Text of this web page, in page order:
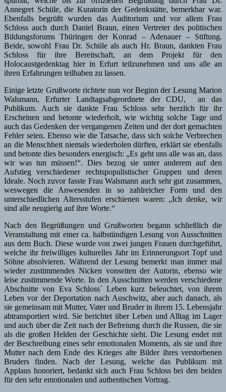
Annegret Schüle, die Kuratorin der Gedenkstätte, bemerkbar war.
Ebenfalls begrüßt wurden das Auditorium und vor allem Frau
Schloss auch durch Daniel Braun, einen Vertreter des politischen
Bildungsforums Thüringen der Konrad – Adenauer – Stiftung.
Beide, sowohl Frau Dr. Schüle als auch Hr. Braun, dankten Frau
Schloss für ihre Bereitschaft, an dem Projekt für den
Holocaustgedenktag hier in Erfurt teilzunehmen und uns alle an
ihren Erfahrungen teilhaben zu lassen.
Einige letzte Grußworte richtete nun vor Beginn der Lesung Marion
Walsmann, Erfurter Landtagsabgeordnete der CDU, an das
Publikum. Auch sie dankte Frau Schloss sehr herzlich für ihr
Erscheinen und betonte wiederholt, wie wichtig solche Tage und
auch das Gedenken der vergangenen Zeiten und der dort gemachten
Fehler seien. Ebenso wie die Tatsache, dass sich solche Verbrechen
an die Menschheit niemals wiederholen dürften, erklärt sie ebenfalls
und betonte dies besonders energisch: „Es geht uns alle was an, dass
wir was tun müssen!“. Dies bezog sie unter anderem auf den
Aufstieg verschiedener rechtspopulistischer Gruppen und deren
Ideale. Noch zuvor fasste Frau Walsmann auch sehr gut zusammen,
weswegen die Anwesenden in so zahlreicher Form und den
unterschiedlichen Altersstufen erschienen waren: „Ich denke, wir
sind alle neugierig auf ihre Worte.“
Nach den Begrüßungen und Grußworten begann schließlich die
Veranstaltung mit einer ca. halbstündigen Lesung von Ausschnitten
aus dem Buch. Diese wurde von zwei jungen Frauen durchgeführt,
welche ihr freiwilliges kulturelles Jahr im Erinnerungsort Topf und
Söhne absolvieren. Während der Lesung bemerkt man immer mal
wieder zustimmendes Nicken vonseiten der Autorin, ebenso wie
leise zustimmende Worte. In den Ausschnitten werden verschiedene
Abschnitte von Eva Schloss´ Leben kurz beleuchtet, von ihrem
Leben vor der Deportation nach Auschwitz, aber auch danach, als
sie gemeinsam mit Mutter, Vater und Bruder in ihrem 15. Lebensjahr
abtransportiert wird. Sie berichtet über Leben und Alltag im Lager
und auch über die Zeit nach der Befreiung durch die Russen, die sie
als die großen Helden der Geschichte sieht. Die Lesung endet mit
der Beschreibung eines sehr emotionalen Moments, als sie und ihre
Mutter nach dem Ende des Krieges alte Bilder ihres verstorbenen
Bruders finden. Nach der Lesung, welche das Publikum mit
Applaus honoriert, bedankt sich auch Frau Schloss bei den beiden
für den sehr emotionalen und authentischen Vortrag.